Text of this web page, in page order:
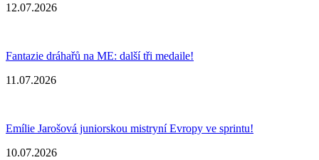
12.07.2026
Fantazie dráhařů na ME: další tři medaile!
11.07.2026
Emílie Jarošová juniorskou mistryní Evropy ve sprintu!
10.07.2026